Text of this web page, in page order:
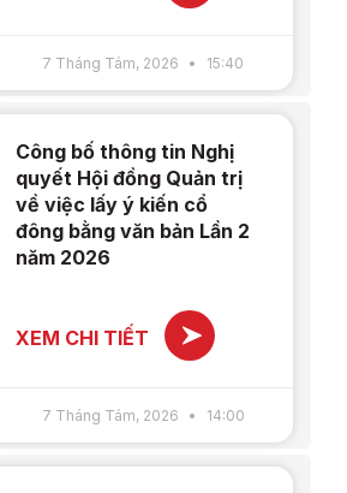
7 Tháng Tám, 2026 15:40
Công bố thông tin Nghị
quyết Hội đồng Quản trị
về việc lấy ý kiến cổ
đông bằng văn bản Lần 2
năm 2026
XEM CHI TIẾT
7 Tháng Tám, 2026 14:00